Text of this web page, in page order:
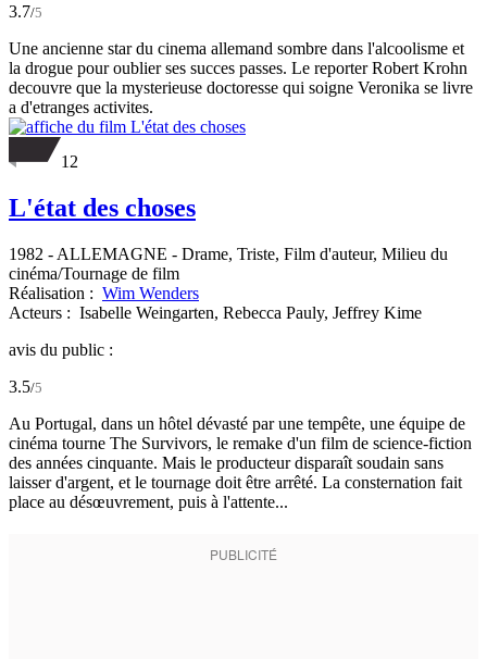
3.7/5
Une ancienne star du cinema allemand sombre dans l'alcoolisme et
la drogue pour oublier ses succes passes. Le reporter Robert Krohn
decouvre que la mysterieuse doctoresse qui soigne Veronika se livre
a d'etranges activites.
12
L'état des choses
1982 - ALLEMAGNE - Drame, Triste, Film d'auteur, Milieu du
cinéma/Tournage de film
Réalisation : Wim Wenders
Acteurs : Isabelle Weingarten, Rebecca Pauly, Jeffrey Kime
avis du public :
3.5/5
Au Portugal, dans un hôtel dévasté par une tempête, une équipe de
cinéma tourne The Survivors, le remake d'un film de science-fiction
des années cinquante. Mais le producteur disparaît soudain sans
laisser d'argent, et le tournage doit être arrêté. La consternation fait
place au désœuvrement, puis à l'attente...